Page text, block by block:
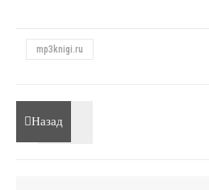
mp3knigi.ru
Назад